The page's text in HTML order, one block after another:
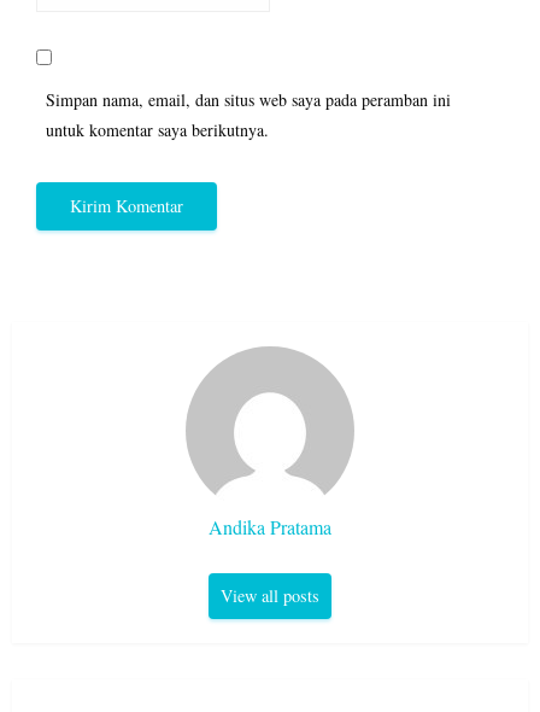
Simpan nama, email, dan situs web saya pada peramban ini
untuk komentar saya berikutnya.
Andika Pratama
View all posts